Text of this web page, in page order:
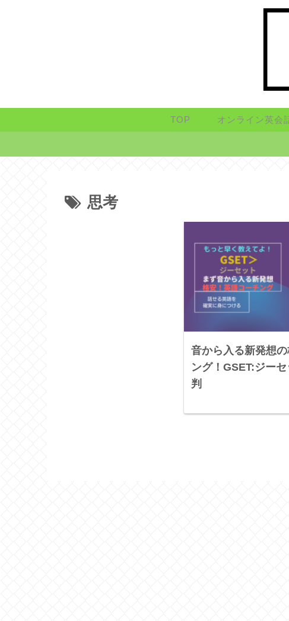
TOP オンライン英会
思考
音から入る新発想
ング！GSET:ジー
判